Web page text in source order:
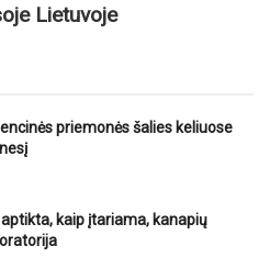
Lietuvoje
priemonės šalies keliuose
kaip įtariama, kanapių